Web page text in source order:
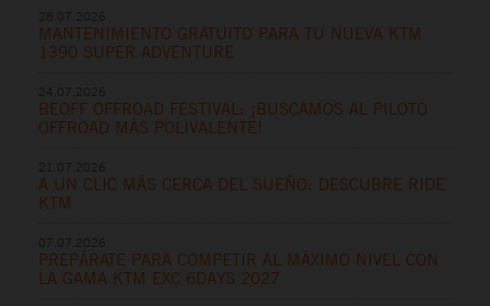
MANTENIMIENTO GRATUITO PARA TU NUEVA KTM
1390 SUPER ADVENTURE
BEOFF OFFROAD FESTIVAL: ¡BUSCAMOS AL PILOTO
OFFROAD MÁS POLIVALENTE!
A UN CLIC MÁS CERCA DEL SUEÑO: DESCUBRE RIDE
KTM
PREPÁRATE PARA COMPETIR AL MÁXIMO NIVEL CON
LA GAMA KTM EXC 6DAYS 2027